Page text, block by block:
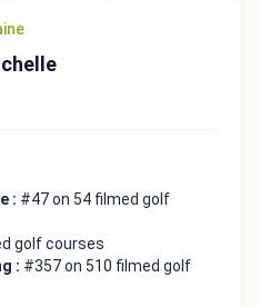
: #47 on 54 filmed golf
golf courses
: #357 on 510 filmed golf